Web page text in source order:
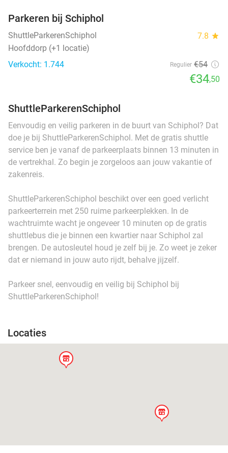
Parkeren bij Schiphol
ShuttleParkerenSchiphol 7.8 star
Hoofddorp (+1 locatie)
Verkocht: 1.744
Regulier €54
€34,50
ShuttleParkerenSchiphol
Eenvoudig en veilig parkeren in de buurt van Schiphol? Dat
doe je bij ShuttleParkerenSchiphol. Met de gratis shuttle
service ben je vanaf de parkeerplaats binnen 13 minuten in
de vertrekhal. Zo begin je zorgeloos aan jouw vakantie of
zakenreis.
ShuttleParkerenSchiphol beschikt over een goed verlicht
parkeerterrein met 250 ruime parkeerplekken. In de
wachtruimte wacht je ongeveer 10 minuten op de gratis
shuttlebus die je binnen een kwartier naar Schiphol zal
brengen. De autosleutel houd je zelf bij je. Zo weet je zeker
dat er niemand in jouw auto rijdt, behalve jijzelf.
Parkeer snel, eenvoudig en veilig bij Schiphol bij
ShuttleParkerenSchiphol!
Locaties
store
store